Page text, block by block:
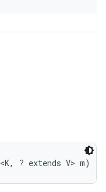
<K, ? extends V> m)